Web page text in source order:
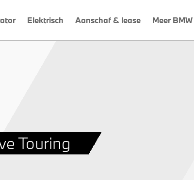
Elektrisch Aanschaf & lease Meer BMW
Touring